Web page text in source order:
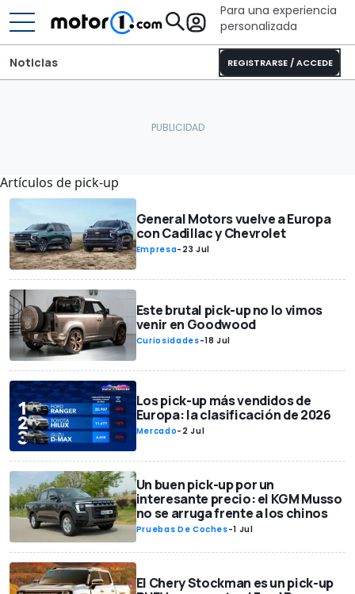
Para una experiencia
personalizada
REGISTRARSE / ACCEDE
Noticias
Artículos de pick-up
General Motors vuelve a Europa
con Cadillac y Chevrolet
Empresa- 23 Jul
Este brutal pick-up no lo vimos
venir en Goodwood
Curiosidades-18 Jul
Los pick-up más vendidos de
Europa: la clasificación de 2026
Mercado- 2 Jul
Un buen pick-up por un
interesante precio: el KGM Musso
no se arruga frente a los chinos
Pruebas De Coches-1 Jul
El Chery Stockman es un pick-up